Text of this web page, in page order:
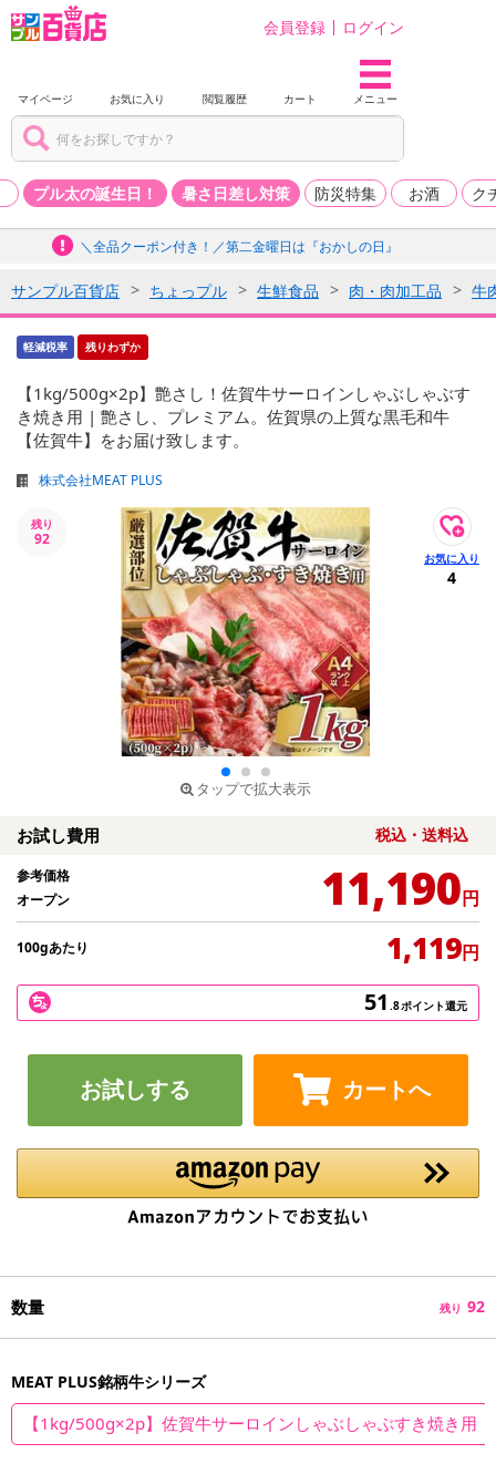
会員登録 ログイン
マイページ お気に入り 閲覧履歴 カート メニュー
プル太の誕生日！ 暑さ日差し対策 防災特集 お酒 ク
＼全品クーポン付き！／第二金曜日は『おかしの日』
サンプル百貨店 ちょっプル 生鮮食品 肉・肉加工品 牛
軽減税率 残りわずか
【1kg/500g×2p】艶さし！佐賀牛サーロインしゃぶしゃぶす
き焼き用 | 艶さし、プレミアム。佐賀県の上質な黒毛和牛
【佐賀牛】をお届け致します。
株式会社MEAT PLUS
残り
92
タップで拡大表示
4
お試し費用 税込・送料込
参考価格
オープン
11,190円
100gあたり 1,119円
51 .8ポイント還元
お試しする カートへ
数量 残り 92
MEAT PLUS銘柄牛シリーズ
【1kg/500g×2p】佐賀牛サーロインしゃぶしゃぶすき焼き用